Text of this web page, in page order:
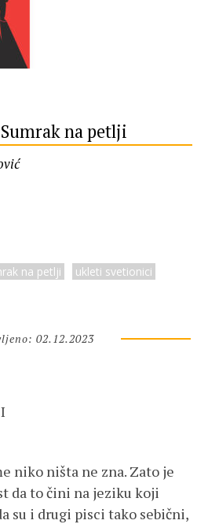
na petlji
na petlji
ukleti svetionici
02.12.2023
niko ništa ne zna. Zato je
da to čini na jeziku koji
su i drugi pisci tako sebični,